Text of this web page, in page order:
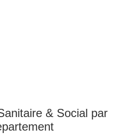
& Social par